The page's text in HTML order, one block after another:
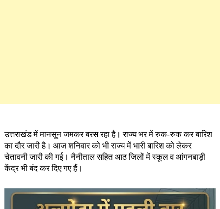
उत्तराखंड में मानसून जमकर बरस रहा है। राज्य भर में रुक-रुक कर बारिश
का दौर जारी है। आज शनिवार को भी राज्य में भारी बारिश को लेकर
चेतावनी जारी की गई। नैनीताल सहित आठ जिलों में स्कूल व आंगनबाड़ी
केंद्र भी बंद कर दिए गए हैं।